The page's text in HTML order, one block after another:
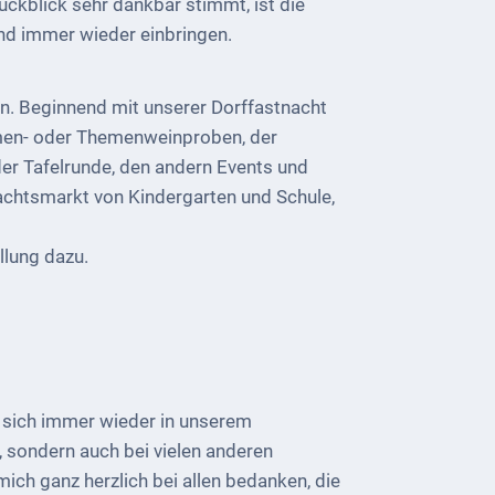
sehr dankbar stimmt, ist die
immer wieder einbringen.
Beginnend mit unserer Dorffastnacht
oder Themenweinproben, der
Tafelrunde, den andern Events und
von Kindergarten und Schule,
dazu.
immer wieder in unserem
auch bei vielen anderen
ganz herzlich bei allen bedanken, die